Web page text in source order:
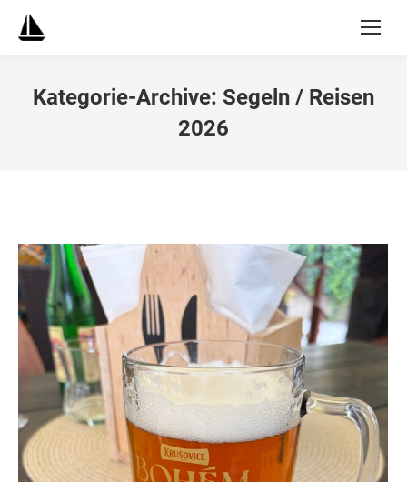
Kategorie-Archive: Segeln / Reisen
2026